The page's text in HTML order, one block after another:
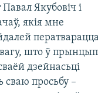
Якубовіч і
якія мне
што ў
дзейнасьці
сваю просьбу –